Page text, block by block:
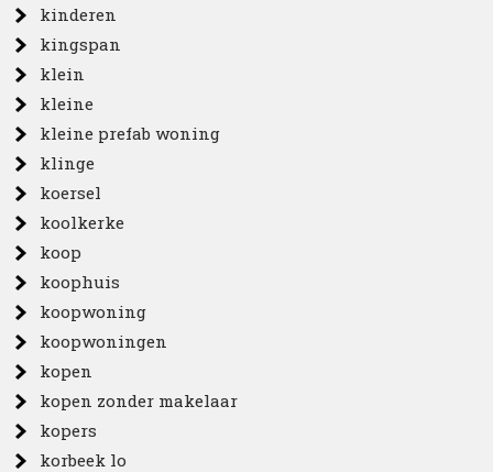
kinderen
kingspan
klein
kleine
kleine prefab woning
klinge
koersel
koolkerke
koop
koophuis
koopwoning
koopwoningen
kopen
kopen zonder makelaar
kopers
korbeek lo